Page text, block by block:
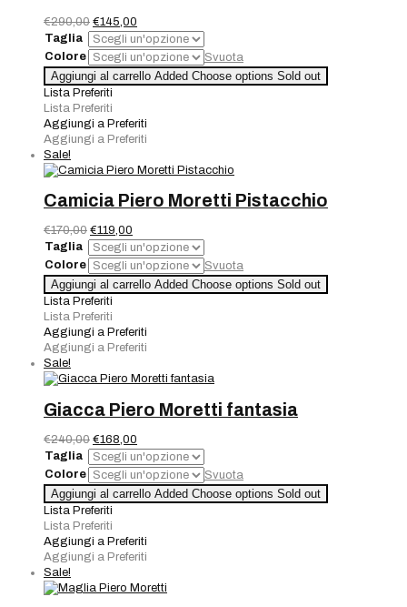
€290,00 Il
prezzo
originale
era:
€290,00.
€145,00
prezzo
attuale
è:
€145,00.
Taglia
Colore
Svuota
Abito
Piero
Moretti
quantità
Aggiungi al carrello Added Choose options Sold out
Lista Preferiti
Lista Preferiti
Aggiungi a Preferiti
Aggiungi a Preferiti
Sale!
Camicia Piero Moretti Pistacchio
€170,00 Il
prezzo
originale
era:
€170,00.
€119,00
prezzo
attuale
è:
€119,00.
Taglia
Colore
Svuota
Camicia
Piero
Moretti
Pistacchio
quantità
Aggiungi al carrello Added Choose options Sold out
Lista Preferiti
Lista Preferiti
Aggiungi a Preferiti
Aggiungi a Preferiti
Sale!
Giacca Piero Moretti fantasia
€240,00 Il
prezzo
originale
era:
€240,00.
€168,00
prezzo
attuale
è:
€168,00.
Taglia
Colore
Svuota
Giacca
Piero
Moretti
fantasia
quantità
Aggiungi al carrello Added Choose options Sold out
Lista Preferiti
Lista Preferiti
Aggiungi a Preferiti
Aggiungi a Preferiti
Sale!